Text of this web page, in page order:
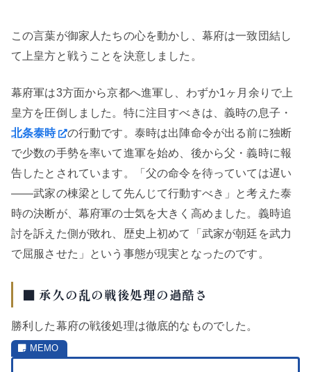
この言葉が御家人たちの心を動かし、幕府は一致団結し
て上皇方と戦うことを決意しました。
幕府軍は3方面から京都へ進軍し、わずか1ヶ月余りで上
皇方を圧倒しました。特に注目すべきは、義時の息子・
北条泰時
の行動です。泰時は出陣命令が出る前に独断
で少数の手勢を率いて進軍を始め、後から父・義時に報
告したとされています。「父の命令を待っていては遅い
——武家の棟梁として先んじて行動すべき」と考えた泰
時の決断が、幕府軍の士気を大きく高めました。義時追
討を訴えた側が敗れ、歴史上初めて「武家が朝廷を武力
で屈服させた」という事態が現実となったのです。
■ 承久の乱の戦後処理の過酷さ
勝利した幕府の戦後処理は徹底的なものでした。